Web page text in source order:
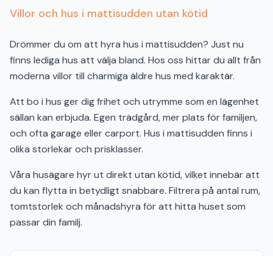
Villor och hus i mattisudden utan kötid
Drömmer du om att hyra hus i mattisudden? Just nu
finns lediga hus att välja bland. Hos oss hittar du allt från
moderna villor till charmiga äldre hus med karaktär.
Att bo i hus ger dig frihet och utrymme som en lägenhet
sällan kan erbjuda. Egen trädgård, mer plats för familjen,
och ofta garage eller carport. Hus i mattisudden finns i
olika storlekar och prisklasser.
Våra husägare hyr ut direkt utan kötid, vilket innebär att
du kan flytta in betydligt snabbare. Filtrera på antal rum,
tomtstorlek och månadshyra för att hitta huset som
passar din familj.